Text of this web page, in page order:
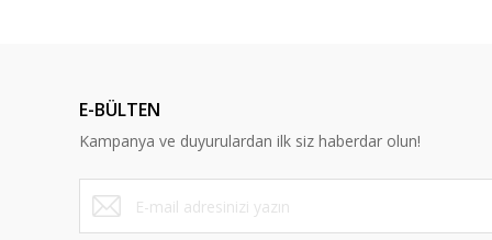
Ürün bilgilerinde hatalar bulunuyor.
Ürün fiyatı diğer sitelerden daha pahalı.
Bu ürüne benzer farklı alternatifler olmalı.
E-BÜLTEN
Kampanya ve duyurulardan ilk siz haberdar olun!